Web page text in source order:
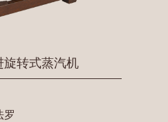
旋转式蒸汽机
罗